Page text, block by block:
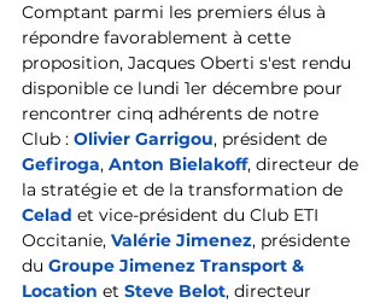
Comptant parmi les premiers élus à
répondre favorablement à cette
proposition, Jacques Oberti s'est rendu
disponible ce lundi 1er décembre pour
rencontrer cinq adhérents de notre
Club : Olivier Garrigou, président de
Gefiroga, Anton Bielakoff, directeur de
la stratégie et de la transformation de
Celad et vice-président du Club ETI
Occitanie, Valérie Jimenez, présidente
du Groupe Jimenez Transport &
Location et Steve Belot, directeur